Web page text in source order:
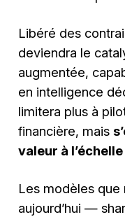
Libéré des
deviendra le
augmentée,
en intelligence
limitera plus à
financière, mais
valeur à
Les modèles que
aujourd’hui —